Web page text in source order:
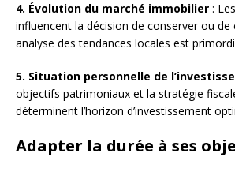
4. Évolution du marché immobilier :
influencent la décision de conserver ou de
analyse des tendances locales est
5. Situation personnelle de
objectifs patrimoniaux et la stratégie
déterminent l’horizon d’investissement
Adapter la durée à ses